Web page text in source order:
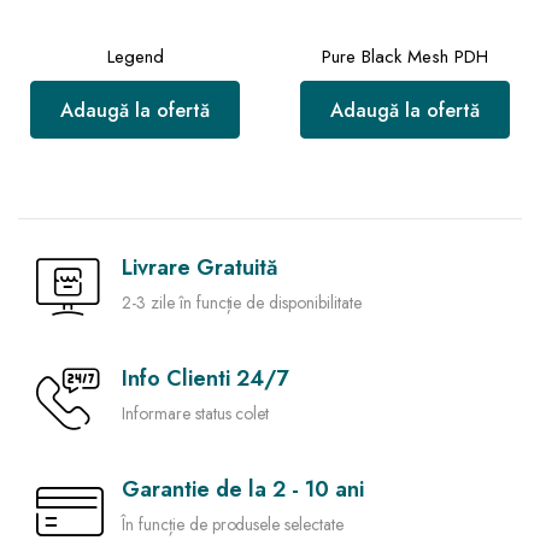
Legend
Adaugă la ofertă
Pure Black Mesh PDH
Adaugă la ofertă
Livrare Gratuită
2-3 zile în funcție de disponibilitate
Info Clienti 24/7
Informare status colet
Garantie de la 2 - 10 ani
În funcție de produsele selectate